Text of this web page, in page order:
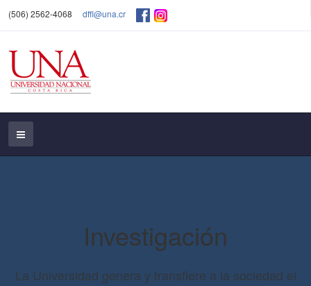
(506) 2562-4068 dffl@una.cr
Investigación
La Universidad genera y transfiere a la sociedad el